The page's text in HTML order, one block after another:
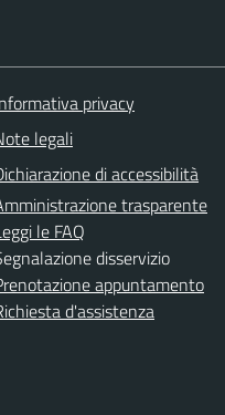
privacy
legali
di accessibilità
trasparente
le FAQ
disservizio
appuntamento
d'assistenza